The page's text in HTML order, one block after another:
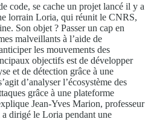
code, se cache un projet lancé il y a
lorrain Loria, qui réunit le CNRS,
Son objet ? Passer un cap en
malveillants à l’aide de
les mouvements des
objectifs est de développer
et de détection grâce à une
d’analyser l’écosystème des
grâce à une plateforme
Jean-Yves Marion, professeur
dirigé le Loria pendant une